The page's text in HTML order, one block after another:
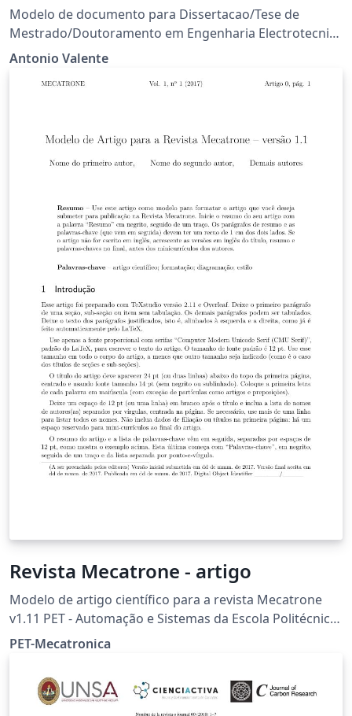
Modelo de documento para Dissertacao/Tese de
Mestrado/Doutoramento em Engenharia Electrotecnica
e de Computadores. Raul Morais, 2007 - 2008 Manuel
Antonio Valente
Revista Mecatrone - artigo
Modelo de artigo científico para a revista Mecatrone
v1.11 PET - Automação e Sistemas da Escola Politécnica
da Universidade de São Paulo e-mail do grupo:
revistamecatrone@gmail.com site da revista:
http://www.revistas.usp.br/mecatrone/
PET-Mecatronica